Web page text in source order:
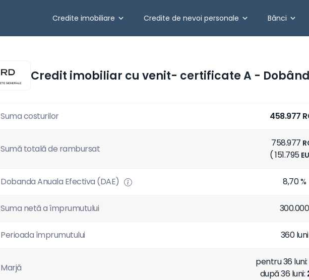
Credite imobiliare Credite de nevoi personale Bănci
Credit imobiliar cu venit- certificate A -
Suma costurilor 458.977
Sumă totală de rambursat
758.977
( 151.795
Dobanda Anuala Efectiva (DAE) 8,70 %
Suma netă a împrumutului 300.000
Perioada împrumutului 360 luni
Marjă
pentru 36 luni:
după 36 luni: